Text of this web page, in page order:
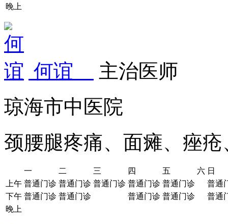
晚上
何谊
主治医师
琼海市中医院
颈腰腿疼痛、面瘫、痤
一 二 三 四 五 六 日
上午 普通门诊 普通门诊 普通门诊 普通门诊 普通门诊
普通
下午 普通门诊 普通门诊 普通门诊 普通门诊
普通
晚上